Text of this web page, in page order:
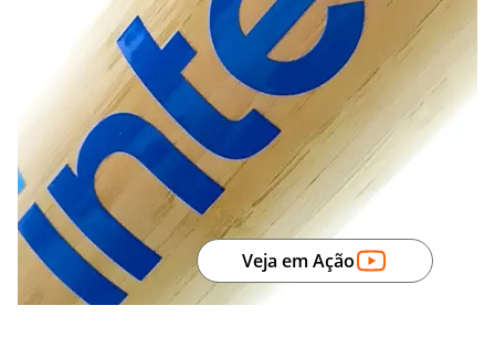
Veja em Ação